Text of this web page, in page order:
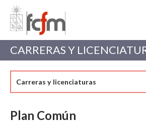
Estudiantes
Académicas/os
CARRERAS Y
Carreras y licenciaturas
Plan Común